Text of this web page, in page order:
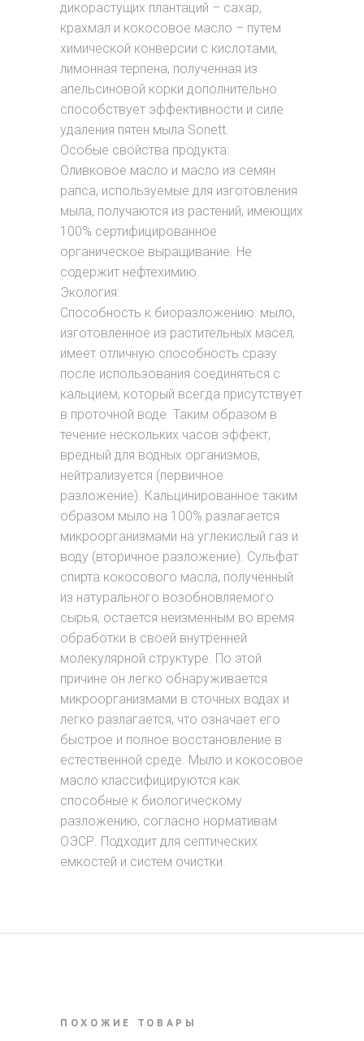
дикорастущих плантаций – сахар,
крахмал и кокосовое масло – путем
химической конверсии с кислотами,
лимонная терпена, полученная из
апельсиновой корки дополнительно
способствует эффективности и силе
удаления пятен мыла Sonett.
Особые свойства продукта:
Оливковое масло и масло из семян
рапса, используемые для изготовления
мыла, получаются из растений, имеющих
100% сертифицированное
органическое выращивание. Не
содержит нефтехимию.
Экология:
Способность к биоразложению: мыло,
изготовленное из растительных масел,
имеет отличную способность сразу
после использования соединяться с
кальцием, который всегда присутствует
в проточной воде. Таким образом в
течение нескольких часов эффект,
вредный для водных организмов,
нейтрализуется (первичное
разложение). Кальцинированное таким
образом мыло на 100% разлагается
микроорганизмами на углекислый газ и
воду (вторичное разложение). Сульфат
спирта кокосового масла, полученный
из натурального возобновляемого
сырья, остается неизменным во время
обработки в своей внутренней
молекулярной структуре. По этой
причине он легко обнаруживается
микроорганизмами в сточных водах и
легко разлагается, что означает его
быстрое и полное восстановление в
естественной среде. Мыло и кокосовое
масло классифицируются как
способные к биологическому
разложению, согласно нормативам
ОЭСР. Подходит для септических
емкостей и систем очистки.
ПОХОЖИЕ ТОВАРЫ